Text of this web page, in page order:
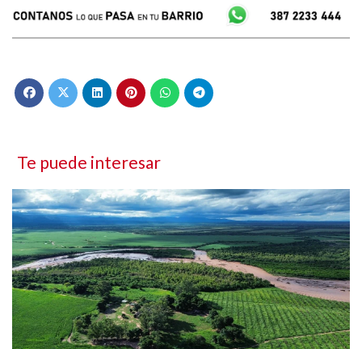
Te puede interesar